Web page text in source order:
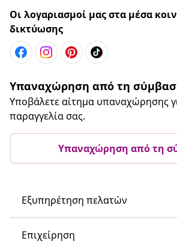
Οι λογαριασμοί μας στα μέσα
δικτύωσης
Υπαναχώρηση από τη
Υποβάλετε αίτημα υπαναχώρησης
παραγγελία σας.
Υπαναχώρηση από τη
Εξυπηρέτηση πελατών
Επιχείρηση